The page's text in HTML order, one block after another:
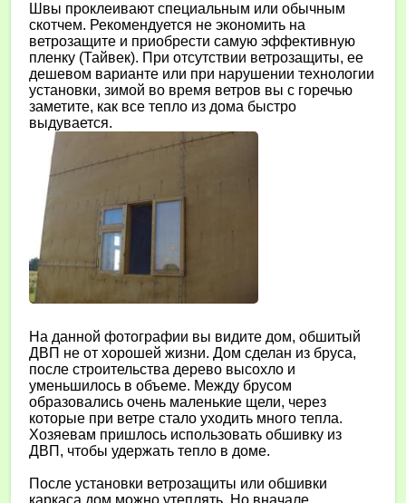
Швы проклеивают специальным или обычным
скотчем. Рекомендуется не экономить на
ветрозащите и приобрести самую эффективную
пленку (Тайвек). При отсутствии ветрозащиты, ее
дешевом варианте или при нарушении технологии
установки, зимой во время ветров вы с горечью
заметите, как все тепло из дома быстро
выдувается.
На данной фотографии вы видите дом, обшитый
ДВП не от хорошей жизни. Дом сделан из бруса,
после строительства дерево высохло и
уменьшилось в объеме. Между брусом
образовались очень маленькие щели, через
которые при ветре стало уходить много тепла.
Хозяевам пришлось использовать обшивку из
ДВП, чтобы удержать тепло в доме.
После установки ветрозащиты или обшивки
каркаса дом можно утеплять. Но вначале